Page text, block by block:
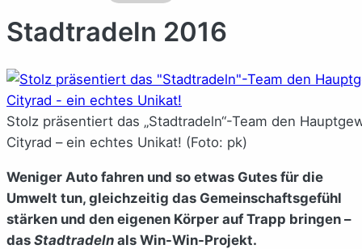
Stadtradeln 2016
Stolz präsentiert das „Stadtradeln“-Team den
Cityrad – ein echtes Unikat! (Foto: pk)
Weniger Auto fahren und so etwas Gutes für die
Umwelt tun, gleichzeitig das Gemeinschaftsgefühl
stärken und den eigenen Körper auf Trapp bringen –
das Stadtradeln als Win-Win-Projekt.